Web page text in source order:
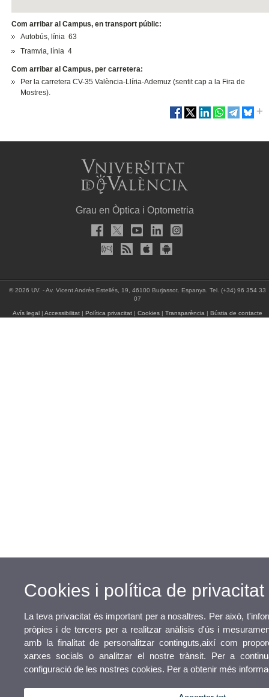
Com arribar al Campus, en transport públic:
Autobús, línia 63
Tramvia, línia 4
Com arribar al Campus, per carretera:
Per la carretera CV-35 València-Llíria-Ademuz (sentit cap a la Fira de
Mostres).
Grau en Òptica i Optometria
© 2026 UV. - Av. Vicent Andrés Estellés, 19, 46100 Burjassot. Espanya. Tel. (+34) 96 354 33
07
Avís legal| Accessibilitat| Política privacitat| Cookies| Transparència | Bústia de contacte
Cookies i política de privacitat
La teva privacitat és important per a nosaltres. Per això,
pròpies i de tercers per a realitzar anàlisis d'ús i
amb la finalitat de personalitzar continguts,així com
xarxes socials o analitzar el nostre trànsit. Per a
configuració de les nostres cookies. Per a obtenir més